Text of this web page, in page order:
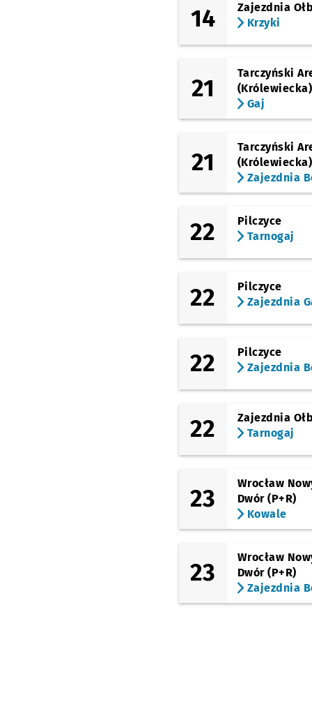
(Gliniana)
Joannitów
(Ślężna)
Uniwersytet
Ekonomiczny
Wiśniowa
Jaworowa
Weigla (Szpital)
(Ślężna)
Park Południowy
14
Zajezdnia
Krzyki
21
Tarczyński
(Królewiecka)
Gaj
21
Tarczyński
(Królewiecka)
Zajezdnia
22
Pilczyce
Tarnogaj
22
Pilczyce
Zajezdnia
22
Pilczyce
Zajezdnia
22
Zajezdnia
Tarnogaj
23
Wrocław
Dwór (P+R)
Kowale
23
Wrocław
Dwór (P+R)
Zajezdnia